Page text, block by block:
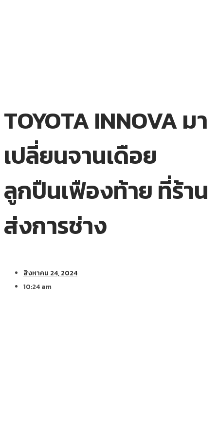
TOYOTA INNOVA มา
เปลี่ยนจานเดือย
ลูกปืนเฟืองท้าย ที่ร้าน
ส่งการช่าง
สิงหาคม 24, 2024
10:24 am